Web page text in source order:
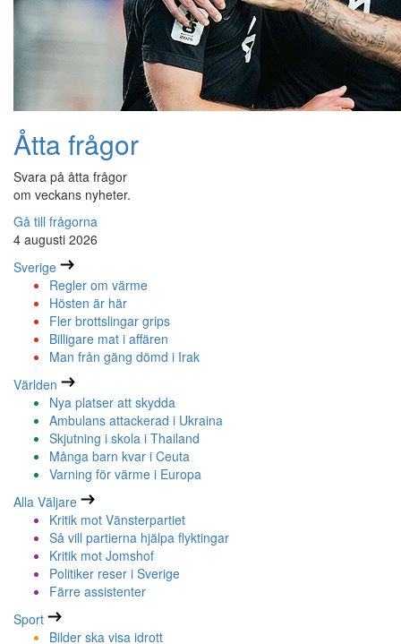
Åtta frågor
Svara på åtta frågor
om veckans nyheter.
Gå till frågorna
4 augusti 2026
Sverige
Regler om värme
Hösten är här
Fler brottslingar grips
Billigare mat i affären
Man från gäng dömd i Irak
Världen
Nya platser att skydda
Ambulans attackerad i Ukraina
Skjutning i skola i Thailand
Många barn kvar i Ceuta
Varning för värme i Europa
Alla Väljare
Kritik mot Vänsterpartiet
Så vill partierna hjälpa flyktingar
Kritik mot Jomshof
Politiker reser i Sverige
Färre assistenter
Sport
Bilder ska visa idrott